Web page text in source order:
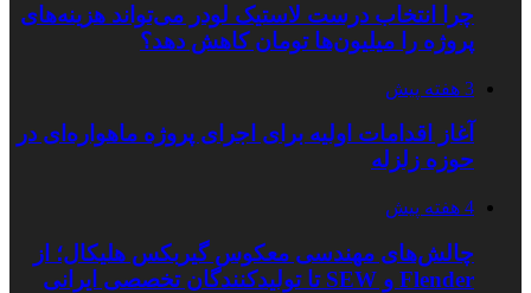
چرا انتخاب درست لاستیک لودر می‌تواند هزینه‌های
پروژه را میلیون‌ها تومان کاهش دهد؟
3 هفته پیش
آغاز اقدامات اولیه برای اجرای پروژه ماهواره‌ای در
حوزه زلزله
4 هفته پیش
چالش‌های مهندسی معکوس گیربکس هلیکال؛ از
Flender و SEW تا تولیدکنندگان تخصصی ایرانی